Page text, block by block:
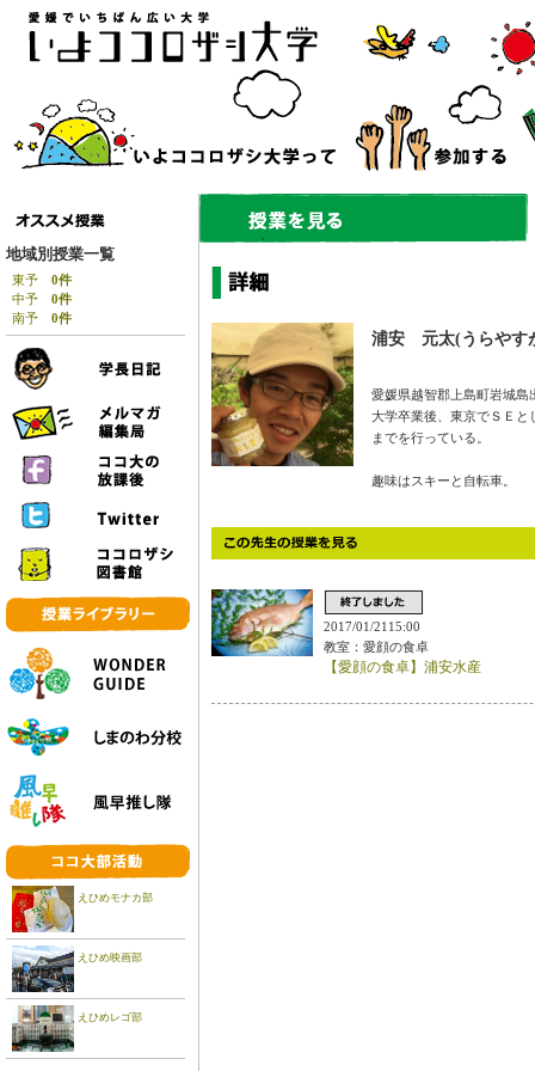
地域別授業一覧
東予 0件
中予 0件
南予 0件
えひめモナカ部
えひめ映画部
えひめレゴ部
浦安 元太(うらやす
愛媛県越智郡上島町岩城島
大学卒業後、東京でＳＥと
までを行っている。
趣味はスキーと自転車。
2017/01/2115:00
教室：愛顔の食卓
【愛顔の食卓】浦安水産